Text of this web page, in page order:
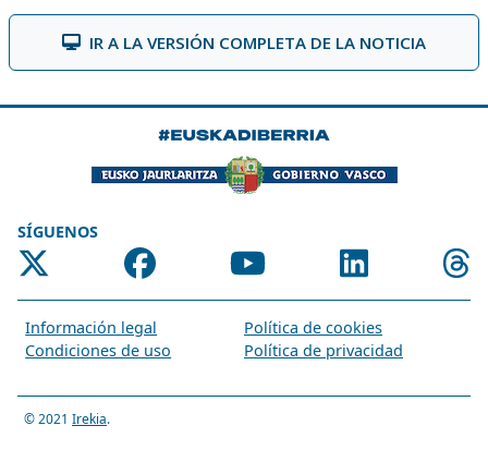
IR A LA VERSIÓN COMPLETA DE LA NOTICIA
SÍGUENOS
Información legal
Política de cookies
Condiciones de uso
Política de privacidad
© 2021 Irekia.